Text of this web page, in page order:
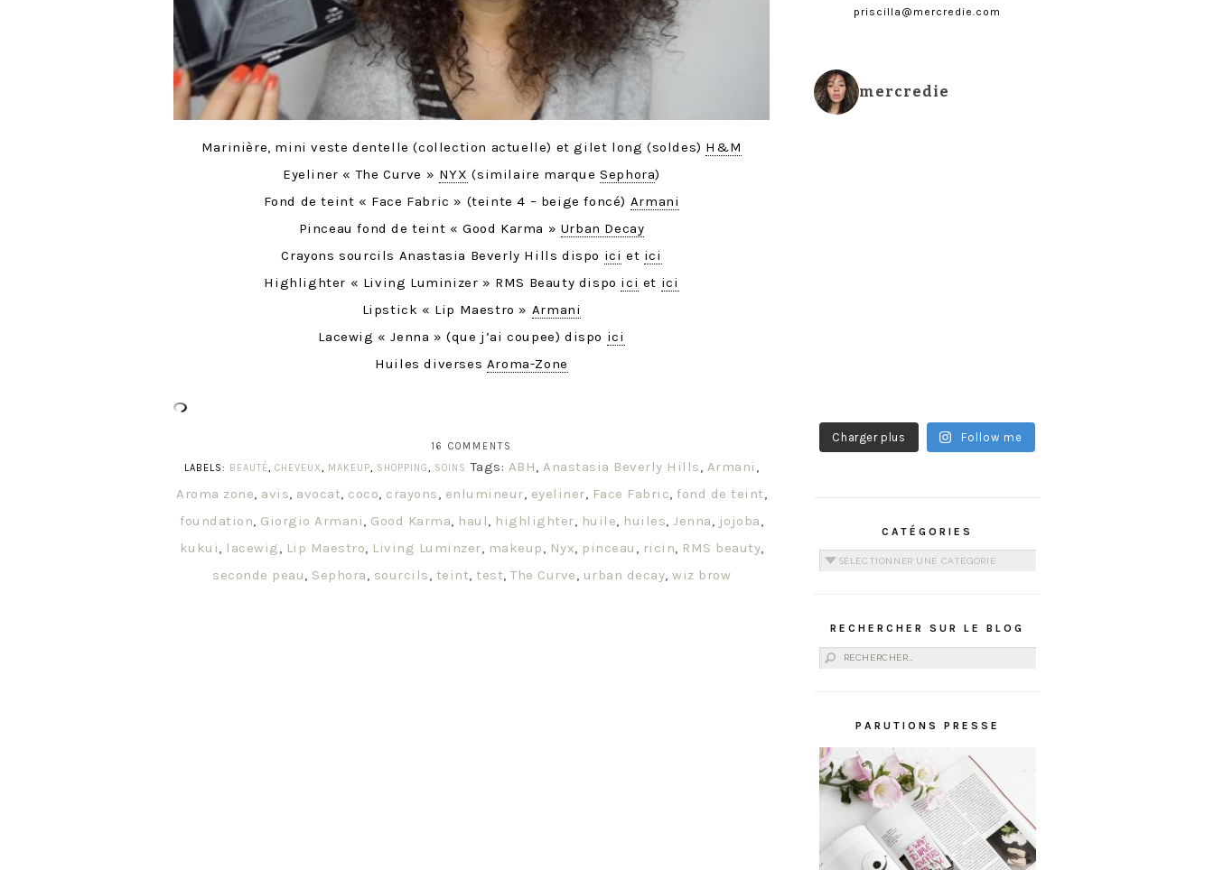
Marinière, mini veste dentelle (collection actuelle) et gilet long (soldes) H&M
Eyeliner « The Curve » NYX (similaire marqueSephora)
Fond de teint « Face Fabric » (teinte 4 – beige foncé) Armani
Pinceau fond de teint « Good Karma » Urban Decay
Crayons sourcils Anastasia Beverly Hills dispo ici et ici
Highlighter « Living Luminizer » RMS Beauty dispo ici et ici
Lipstick « Lip Maestro » Armani
Lacewig « Jenna » (que j’ai coupee) dispo ici
Huiles diverses Aroma-Zone
16 COMMENTS
LABELS:
BEAUTÉ, CHEVEUX, MAKEUP, SHOPPING, SOINS Tags: ABH,Anastasia Beverly Hills, Armani ,
Aroma zone, avis, avocat, coco, crayons, enlumineur, eyeliner, Face Fabric, fond de teint,
foundation, Giorgio Armani, Good Karma, haul, highlighter, huile, huiles, Jenna, jojoba,
kukui, lacewig, Lip Maestro, Living Luminzer, makeup, Nyx, pinceau , ricin, RMS beauty,
seconde peau, Sephora, sourcils, teint, test, The Curve, urban decay, wiz brow
priscilla@mercredie.com
mercredie
Charger plus Follow me
CATÉGORIES
Catégories
RECHERCHER SUR LE BLOG
Rechercher :
PARUTIONS PRESSE